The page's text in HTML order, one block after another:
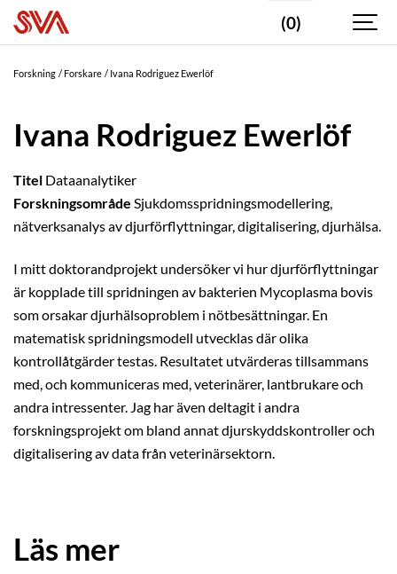
(0)
Forskning Forskare Ivana Rodriguez Ewerlöf
Ivana Rodriguez Ewerlöf
Titel Dataanalytiker
Forskningsområde Sjukdomsspridningsmodellering,
nätverksanalys av djurförflyttningar, digitalisering, djurhälsa.
I mitt doktorandprojekt undersöker vi hur djurförflyttningar
är kopplade till spridningen av bakterien Mycoplasma bovis
som orsakar djurhälsoproblem i nötbesättningar. En
matematisk spridningsmodell utvecklas där olika
kontrollåtgärder testas. Resultatet utvärderas tillsammans
med, och kommuniceras med, veterinärer, lantbrukare och
andra intressenter. Jag har även deltagit i andra
forskningsprojekt om bland annat djurskyddskontroller och
digitalisering av data från veterinärsektorn.
Läs mer